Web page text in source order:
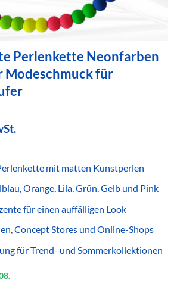
Perlenkette Neonfarben
Modeschmuck für
mit matten Kunstperlen
Orange, Lila, Grün, Gelb und Pink
für einen auffälligen Look
Concept Stores und Online-Shops
für Trend- und Sommerkollektionen